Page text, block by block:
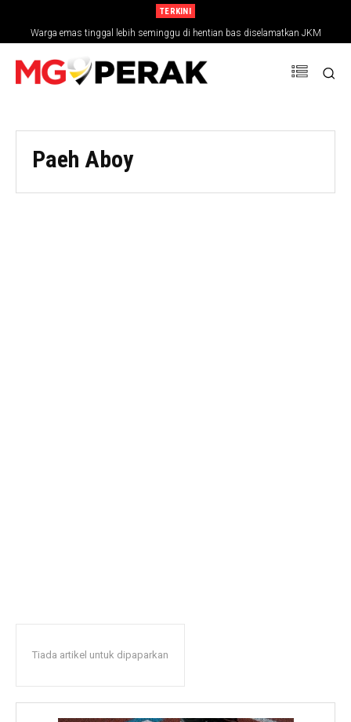
TERKINI
Warga emas tinggal lebih seminggu di hentian bas diselamatkan JKM
Paeh Aboy
Tiada artikel untuk dipaparkan